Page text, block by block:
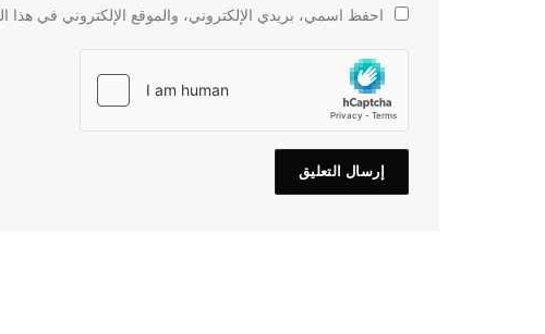
احفظ اسمي، بريدي الإلكتروني، والموقع الإلكتروني في هذا